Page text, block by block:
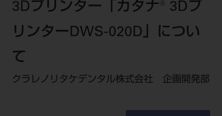
3Dプリンター「カタナ® 3Dプ
リンターDWS-020D」につい
て
クラレノリタケデンタル株式会社 企画開発部
チェア・ユニット関連
レーザー装置関連
製品から探す
カテゴリーから探す
デジタル製品サポート
商品に関するお問い合わせ
全てのセミナー・イベント
全種別
開業マニュアル
開業医インタビュー
モリタ友の会
有料会員のご案内
学術・お役立ち情報